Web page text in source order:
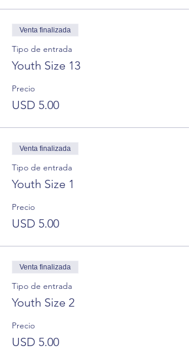
Venta finalizada
Tipo de entrada
Youth Size 13
Precio
USD 5.00
Venta finalizada
Tipo de entrada
Youth Size 1
Precio
USD 5.00
Venta finalizada
Tipo de entrada
Youth Size 2
Precio
USD 5.00